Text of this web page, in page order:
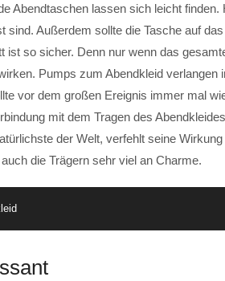
Abendtaschen lassen sich leicht
sind. Außerdem sollte die Tasche auf
ist so sicher. Denn nur wenn das
Pumps zum Abendkleid
vor dem großen Ereignis immer mal
mit dem Tragen des
der Welt, verfehlt seine
die Trägern sehr viel an Charme.